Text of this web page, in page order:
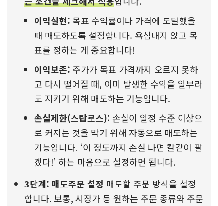
이익실현: 목표 수익률이나 가격에 도달했을
때 매도하도록 설정합니다. 욕심내지 않고 목
표를 정하는 게 중요합니다!
이익보존: 주가가 목표 가격까지 오르지 못하
고 다시 떨어질 때, 이미 발생한 수익을 일부라
도 지키기 위해 매도하는 기능입니다.
손실제한(스탑로스): 손실이 일정 수준 이상으
로 커지는 것을 막기 위해 자동으로 매도하는
기능입니다. ‘이 정도까지 손실 나면 칼같이 팔
겠다!’ 하는 마음으로 설정하면 됩니다.
3단계: 매도주문 설정 매도할 주문 방식을 설정
합니다. 보통, 시장가 등 원하는 주문 종류와 주문